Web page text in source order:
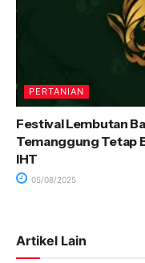
PERTANIAN
Festival Lembutan
Temanggung Tetap
IHT
05/08/2025
Artikel Lain